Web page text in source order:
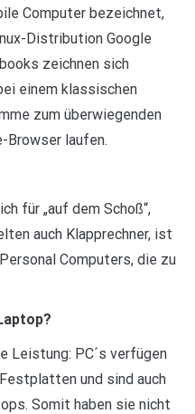
Computer bezeichnet,
Distribution Google
zeichnen sich
einem klassischen
zum überwiegenden
Browser laufen.
für „auf dem Schoß“,
auch Klapprechner, ist
Computers, die zu
Leistung: PC´s verfügen
und sind auch
Somit haben sie nicht